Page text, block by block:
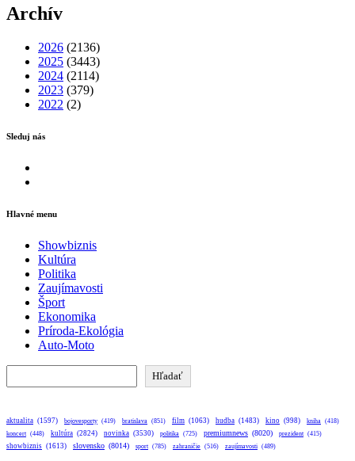
Archív
2026 (2136)
2025 (3443)
2024 (2114)
2023 (379)
2022 (2)
Sleduj nás
Hlavné menu
Showbiznis
Kultúra
Politika
Zaujímavosti
Šport
Ekonomika
Príroda-Ekológia
Auto-Moto
Hľadať
aktualita (1597) bojovesporty (419) bratislava (851) film (1063) hudba (1483) kino (998) kniha (418)
koncert (448) kultúra (2824) novinka (3530) politika (725) premiumnews (8020) prezident (415)
showbiznis (1613) slovensko (8014) sport (785) zahraničie (516) zaujímavosti (489)